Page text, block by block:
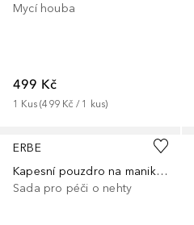
Mycí houba
499 Kč
1 Kus (499 Kč / 1 kus)
ERBE
Kapesní pouzdro na manikúru, 5 kusů
Sada pro péči o nehty